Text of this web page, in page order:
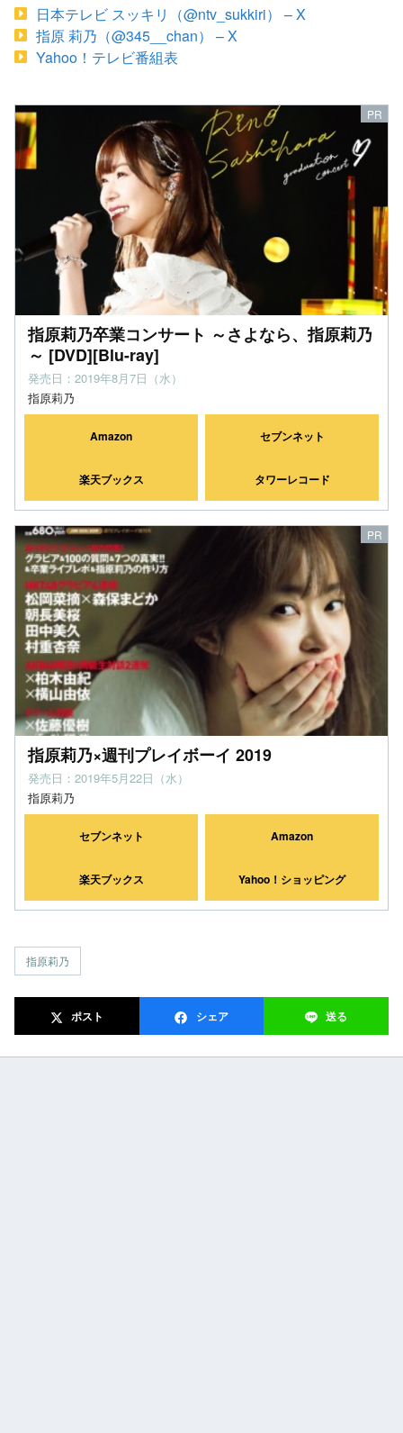
日本テレビ スッキリ（@ntv_sukkiri） – X
指原 莉乃（@345__chan） – X
Yahoo！テレビ番組表
指原莉乃卒業コンサート ～さよなら、指原莉乃
～ [DVD][Blu-ray]
発売日：2019年8月7日（水）
指原莉乃
Amazon セブンネット
楽天ブックス タワーレコード
指原莉乃×週刊プレイボーイ 2019
発売日：2019年5月22日（水）
指原莉乃
セブンネット Amazon
楽天ブックス Yahoo！ショッピング
指原莉乃
ポスト シェア 送る